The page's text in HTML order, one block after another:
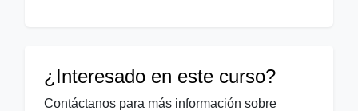
¿Interesado en este curso?
Contáctanos para más información sobre